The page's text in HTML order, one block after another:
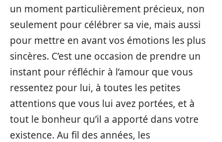
un moment particulièrement précieux, non
seulement pour célébrer sa vie, mais aussi
pour mettre en avant vos émotions les plus
sincères. C’est une occasion de prendre un
instant pour réfléchir à l’amour que vous
ressentez pour lui, à toutes les petites
attentions que vous lui avez portées, et à
tout le bonheur qu’il a apporté dans votre
existence. Au fil des années, les